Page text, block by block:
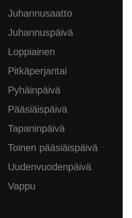
Juhannusaatto
Juhannuspäivä
Loppiainen
Pitkäperjantai
Pyhäinpäivä
Pääsiäispäivä
Tapaninpäivä
Toinen pääsiäispäivä
Uudenvuodenpäivä
Vappu